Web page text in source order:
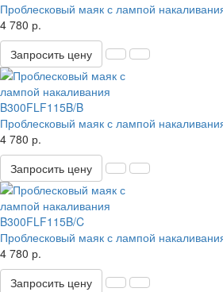
Проблесковый маяк с лампой
4 780 р.
Запросить цену
Проблесковый маяк с лампой
4 780 р.
Запросить цену
Проблесковый маяк с лампой
4 780 р.
Запросить цену